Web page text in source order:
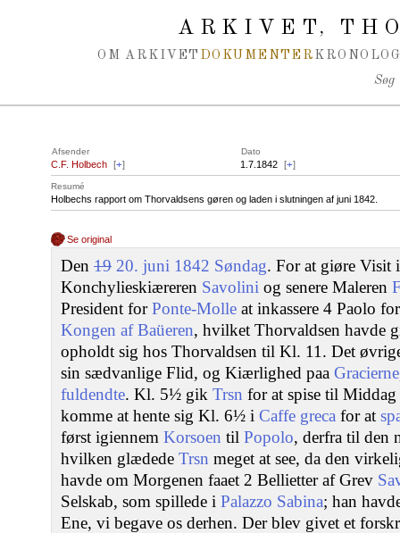
ARKIVET,
OM ARKIVET DOKUMENTER
Søg
Afsender Dato
C.F. Holbech [+] 1.7.1842 [+]
Resumé
Holbechs rapport om Thorvaldsens gøren og laden i slutningen af juni 1842.
Se original
Den 19 20. juni 1842 Søndag. For at giøre Visit
Konchylieskiæreren Savolini og senere Maleren
President forPonte-Molle at inkassere 4 Paolo
Kongen af Baüeren, hvilket Thorvaldsen havde
opholdt sig hos Thorvaldsen til Kl. 11. Det
sin sædvanlige Flid, og Kiærlighed paa Gracierne
fuldendte. Kl. 5½ gik Trsn for at spise til
komme at hente sig Kl. 6½ i Caffe greca for at
først igiennem Korsoen til Popolo, derfra til den
hvilken glædede Trsn meget at see, da den
havde om Morgenen faaet 2 Bellietter af Grev
Selskab, som spillede i Palazzo Sabina; han
Ene, vi begave os derhen. Der blev givet et